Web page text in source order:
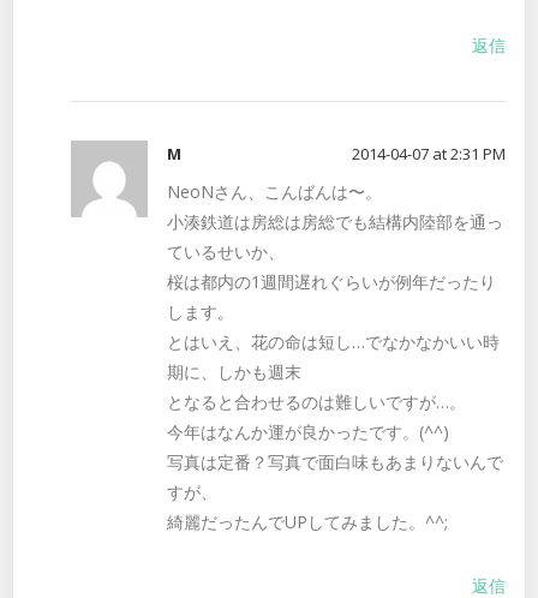
返信
M 2014-04-07 at 2:31 PM
NeoNさん、こんばんは〜。
小湊鉄道は房総は房総でも結構内陸部を通っ
ているせいか、
桜は都内の1週間遅れぐらいが例年だったり
します。
とはいえ、花の命は短し…でなかなかいい時
期に、しかも週末
となると合わせるのは難しいですが…。
今年はなんか運が良かったです。(^^)
写真は定番？写真で面白味もあまりないんで
すが、
綺麗だったんでUPしてみました。^^;
返信